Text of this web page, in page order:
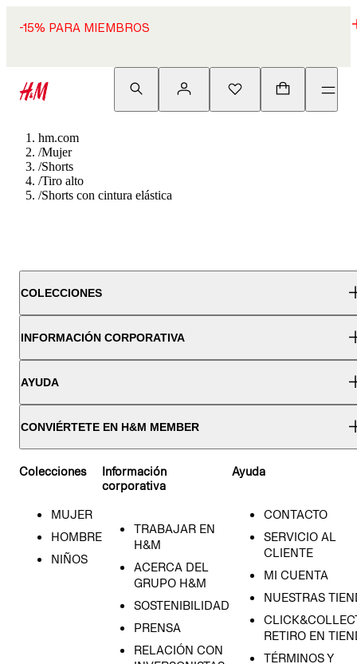
-15% PARA MIEMBROS
hm.com
/Mujer
/Shorts
/Tiro alto
/Shorts con cintura elástica
COLECCIONES
INFORMACIÓN CORPORATIVA
AYUDA
CONVIÉRTETE EN H&M MEMBER
Colecciones
MUJER
HOMBRE
NIÑOS
Información
corporativa
TRABAJAR EN
H&M
ACERCA DEL
GRUPO H&M
SOSTENIBILIDAD
PRENSA
RELACIÓN CON
Ayuda
CONTACTO
SERVICIO AL
CLIENTE
MI CUENTA
NUESTRAS
RETIRO EN
TÉRMINOS Y